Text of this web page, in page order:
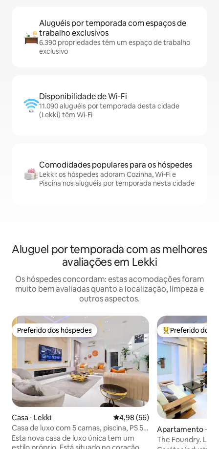
Aluguéis por temporada com espaços de
trabalho exclusivos
6.390 propriedades têm um espaço de trabalho
exclusivo
Disponibilidade de Wi-Fi
11.090 aluguéis por temporada desta cidade
(Lekki) têm Wi-Fi
Comodidades populares para os hóspedes
Lekki: os hóspedes adoram Cozinha, Wi-Fi e
Piscina nos aluguéis por temporada nesta cidade
Aluguel por temporada com as melhores
avaliações em Lekki
Os hóspedes concordam: estas acomodações foram
muito bem avaliadas quanto a localização, limpeza e
outros aspectos.
Preferido dos hóspedes
Preferido dos hóspedes
Casa ⋅ Lekki 4,98 de uma avaliação média
4,98 (56)
Casa de luxo com 5 camas, piscina, PS 5 e
sinuca em Lekki
Esta nova casa de luxo única tem um
Entre os
Preferido dos
Apartamento ⋅
Lekki
The Foundry.